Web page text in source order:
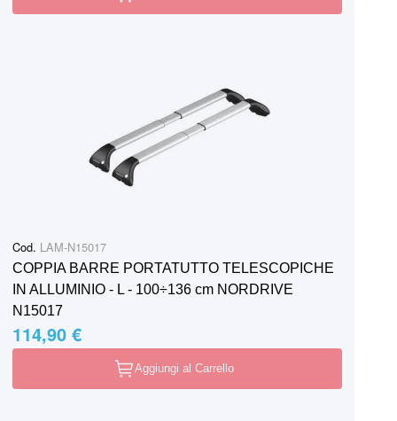
Cod. LAM-N15017
COPPIA BARRE PORTATUTTO TELESCOPICHE
IN ALLUMINIO - L - 100÷136 cm NORDRIVE
N15017
114,90 €
Aggiungi al Carrello